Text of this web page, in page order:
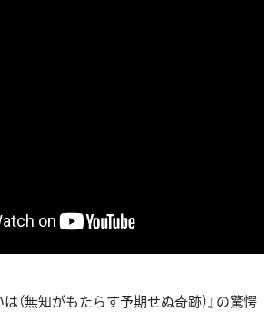
（無知がもたらす予期せぬ奇跡）』の驚愕